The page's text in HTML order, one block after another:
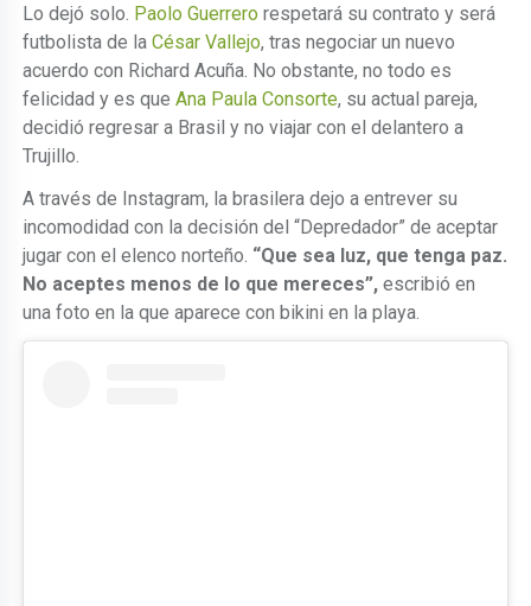
Lo dejó solo. Paolo Guerrero respetará su contrato y será
futbolista de laCésar Vallejo, tras negociar un nuevo
acuerdo con Richard Acuña. No obstante, no todo es
felicidad y es queAna Paula Consorte, su actual pareja,
decidió regresar a Brasil y no viajar con el delantero a
Trujillo.
A través de Instagram, la brasilera dejo a entrever su
incomodidad con la decisión del “Depredador” de aceptar
jugar con el elenco norteño. “Que sea luz, que tenga paz.
No aceptes menos de lo que mereces”, escribió en
una foto en la que aparece con bikini en la playa.